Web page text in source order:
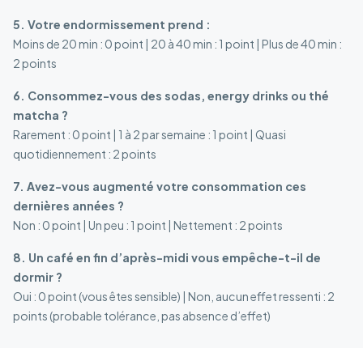
5. Votre endormissement prend :
Moins de 20 min : 0 point | 20 à 40 min : 1 point | Plus de 40 min :
2 points
6. Consommez-vous des sodas, energy drinks ou thé
matcha ?
Rarement : 0 point | 1 à 2 par semaine : 1 point | Quasi
quotidiennement : 2 points
7. Avez-vous augmenté votre consommation ces
dernières années ?
Non : 0 point | Un peu : 1 point | Nettement : 2 points
8. Un café en fin d’après-midi vous empêche-t-il de
dormir ?
Oui : 0 point (vous êtes sensible) | Non, aucun effet ressenti : 2
points (probable tolérance, pas absence d’effet)